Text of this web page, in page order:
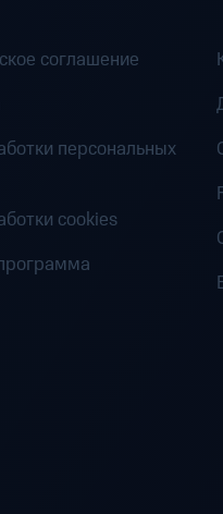
соглашение
персональных
cookies